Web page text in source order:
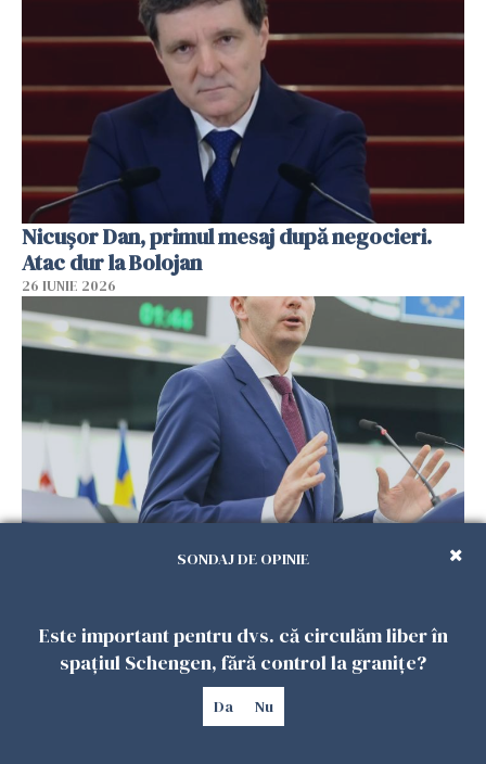
Nicușor Dan, primul mesaj după negocieri.
Atac dur la Bolojan
26 IUNIE 2026
USR, PNL şi UDMR îl propun pe Siegfried
SONDAJ DE OPINIE
Este important pentru dvs. că circulăm liber în
spațiul Schengen, fără control la granițe?
Da Nu